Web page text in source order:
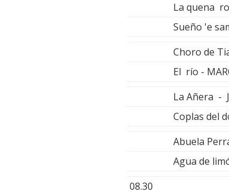
La quena
Sueño 'e
Choro de
El río -
La Añera -
Coplas del
Abuela
Agua de
08.30